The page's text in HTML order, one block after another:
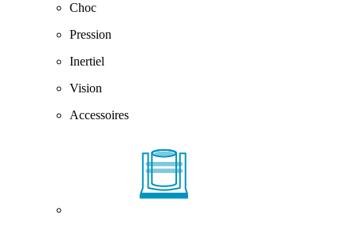
Choc
Pression
Inertiel
Vision
Accessoires